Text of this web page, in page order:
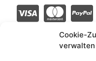
Cookie-
verwalten